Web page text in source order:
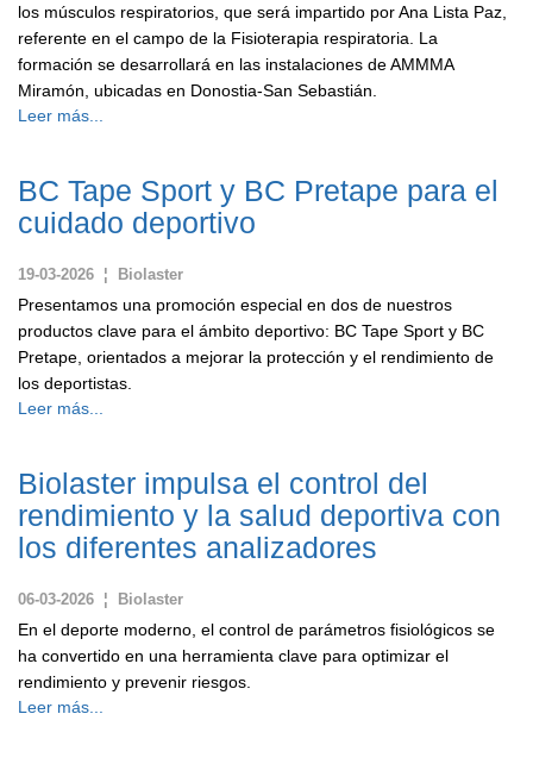
los músculos respiratorios, que será impartido por Ana Lista Paz,
referente en el campo de la Fisioterapia respiratoria. La
formación se desarrollará en las instalaciones de AMMMA
Miramón, ubicadas en Donostia-San Sebastián.
Leer más...
BC Tape Sport y BC Pretape para el
cuidado deportivo
19-03-2026 ¦ Biolaster
Presentamos una promoción especial en dos de nuestros
productos clave para el ámbito deportivo: BC Tape Sport y BC
Pretape, orientados a mejorar la protección y el rendimiento de
los deportistas.
Leer más...
Biolaster impulsa el control del
rendimiento y la salud deportiva con
los diferentes analizadores
06-03-2026 ¦ Biolaster
En el deporte moderno, el control de parámetros fisiológicos se
ha convertido en una herramienta clave para optimizar el
rendimiento y prevenir riesgos.
Leer más...